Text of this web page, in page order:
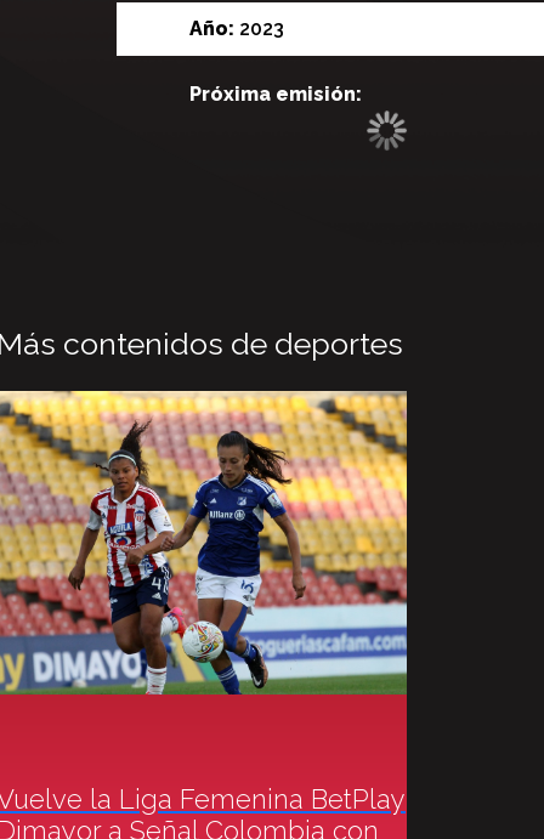
Año: 2023
Próxima emisión:
contenidos de deportes
la Liga Femenina BetPlay
a Señal Colombia con